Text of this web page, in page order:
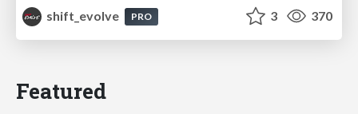
shift_evolve
PRO 3 370
Featured